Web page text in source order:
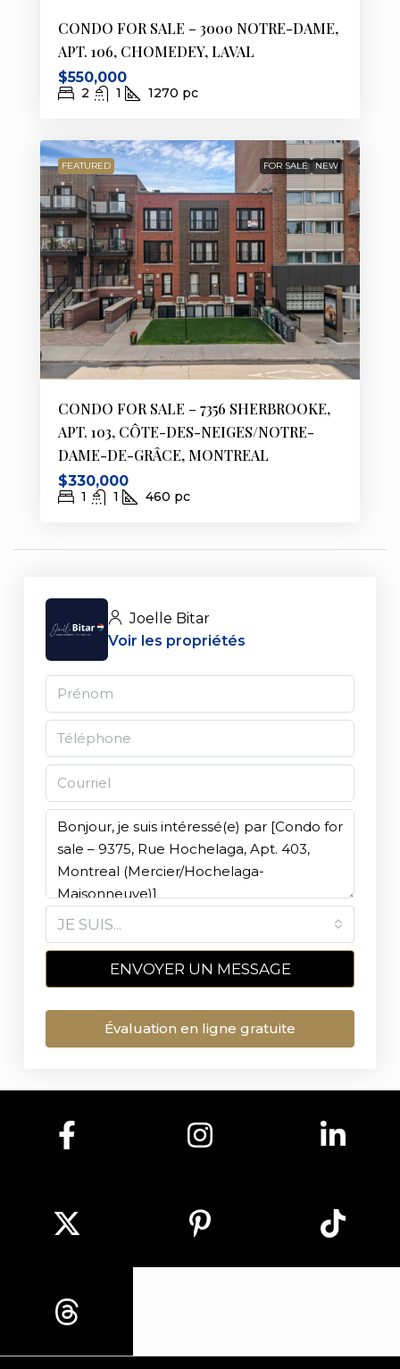
CONDO FOR SALE – 3000 NOTRE-DAME,
APT. 106, CHOMEDEY, LAVAL
$550,000
2 1 1270 pc
FEATURED FOR SALE NEW
CONDO FOR SALE – 7356 SHERBROOKE,
APT. 103, CÔTE-DES-NEIGES/NOTRE-
DAME-DE-GRÂCE, MONTREAL
$330,000
1 1 460 pc
Joelle Bitar
Voir les propriétés
JE SUIS...
ENVOYER UN MESSAGE
Évaluation en ligne gratuite